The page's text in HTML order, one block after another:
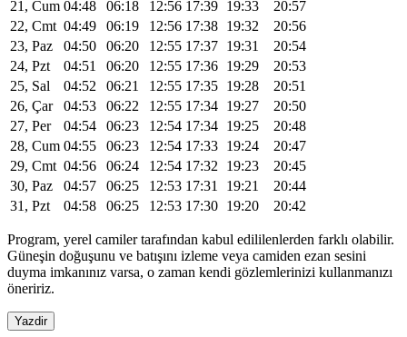
21, Cum 04:48 06:18 12:56 17:39 19:33
20:57
22, Cmt 04:49 06:19 12:56 17:38 19:32
20:56
23, Paz
04:50 06:20 12:55 17:37 19:31
20:54
24, Pzt
04:51 06:20 12:55 17:36 19:29
20:53
25, Sal
04:52 06:21 12:55 17:35 19:28
20:51
26, Çar
04:53 06:22 12:55 17:34 19:27
20:50
27, Per
04:54 06:23 12:54 17:34 19:25
20:48
28, Cum 04:55 06:23 12:54 17:33 19:24
20:47
29, Cmt 04:56 06:24 12:54 17:32 19:23
20:45
30, Paz
04:57 06:25 12:53 17:31 19:21
20:44
31, Pzt
04:58 06:25 12:53 17:30 19:20 20:42
Program, yerel camiler tarafından kabul edililenlerden farklı olabilir.
Güneşin doğuşunu ve batışını izleme veya camiden ezan sesini
duyma imkanınız varsa, o zaman kendi gözlemlerinizi kullanmanızı
öneririz.
Yazdir